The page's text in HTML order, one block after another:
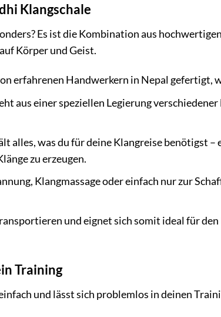
Klangschale
Es ist die Kombination aus
Körper und Geist.
erfahrenen Handwerkern in Nepal gefertigt,
aus einer speziellen Legierung
alles, was du für deine Klangreise benötigst –
zu erzeugen.
Klangmassage oder einfach nur zur
und eignet sich somit ideal für den
Training
und lässt sich problemlos in deinen